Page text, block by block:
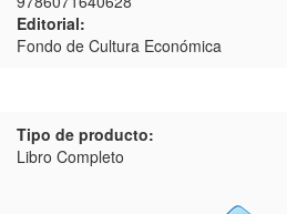
Editorial:
Fondo de Cultura Económica
Tipo de producto:
Libro Completo